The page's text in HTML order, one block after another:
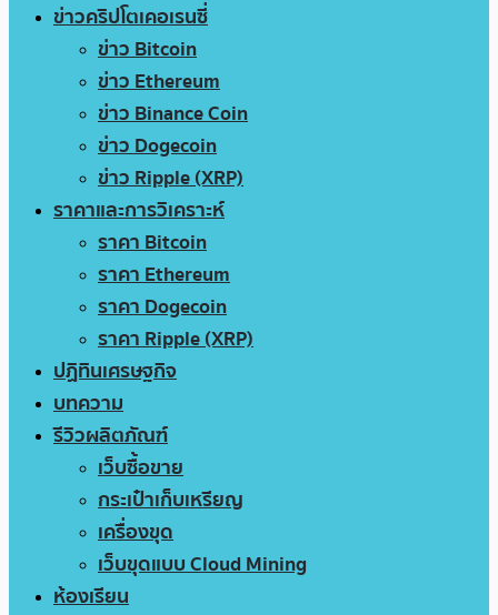
ข่าวคริปโตเคอเรนซี่
ข่าว Bitcoin
ข่าว Ethereum
ข่าว Binance Coin
ข่าว Dogecoin
ข่าว Ripple (XRP)
ราคาและการวิเคราะห์
ราคา Bitcoin
ราคา Ethereum
ราคา Dogecoin
ราคา Ripple (XRP)
ปฏิทินเศรษฐกิจ
บทความ
รีวิวผลิตภัณฑ์
เว็บซื้อขาย
กระเป๋าเก็บเหรียญ
เครื่องขุด
เว็บขุดแบบ Cloud Mining
ห้องเรียน